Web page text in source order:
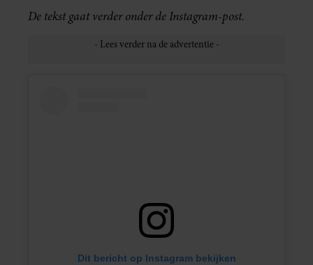
De tekst gaat verder onder de Instagram-post.
Dit bericht op Instagram bekijken